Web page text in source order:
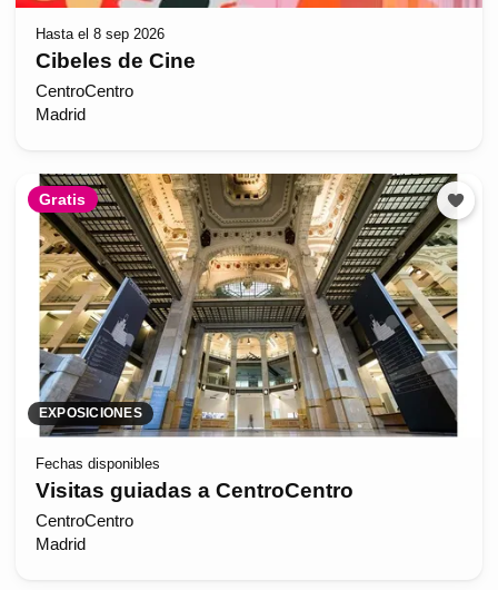
Hasta el 8 sep 2026
Cibeles de Cine
CentroCentro
Madrid
Gratis
EXPOSICIONES
Fechas disponibles
Visitas guiadas a CentroCentro
CentroCentro
Madrid